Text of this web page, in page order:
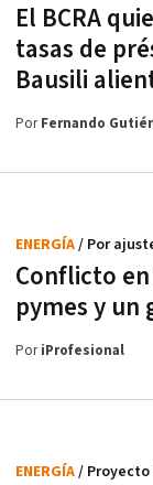
El BCRA
tasas de
Bausili
PorFernando
Conflicto
pymes y un
ENERGÍA/ Por
PoriProfesional
ENERGÍA/